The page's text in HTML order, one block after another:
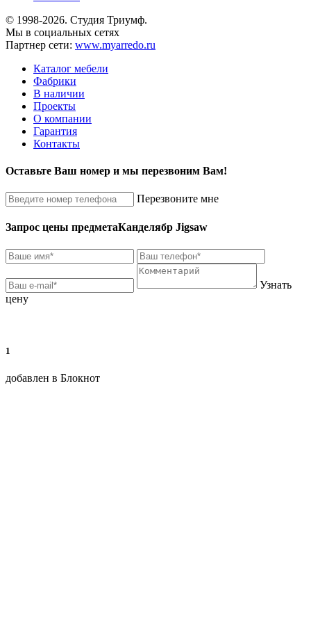
© 1998-2026. Студия Триумф.
Мы в социальных сетях
Партнер сети: www.myarredo.ru
Каталог мебели
Фабрики
В наличии
Проекты
О компании
Гарантия
Контакты
Оставьте Ваш номер и мы перезвоним Вам!
Перезвоните мне
Запрос цены предметаКанделябр Jigsaw
Узнать
цену
1
добавлен в Блокнот